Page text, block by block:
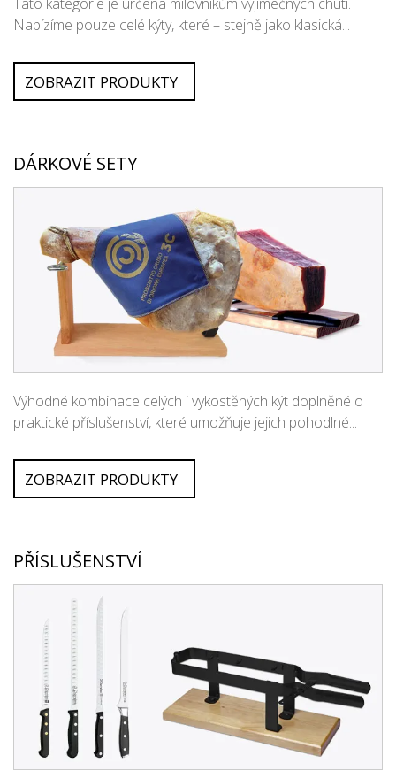
Nabízíme pouze celé kýty, které – stejně jako klasická...
ZOBRAZIT PRODUKTY
DÁRKOVÉ SETY
Výhodné kombinace celých i vykostěných kýt doplněné o
praktické příslušenství, které umožňuje jejich pohodlné...
ZOBRAZIT PRODUKTY
PŘÍSLUŠENSTVÍ